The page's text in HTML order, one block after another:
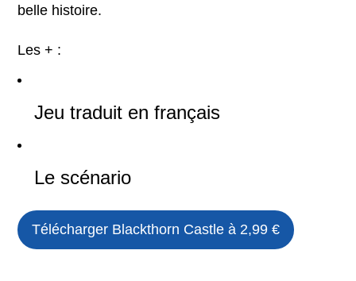
belle histoire.
Les + :
Jeu traduit en français
Le scénario
Télécharger Blackthorn Castle à 2,99 €